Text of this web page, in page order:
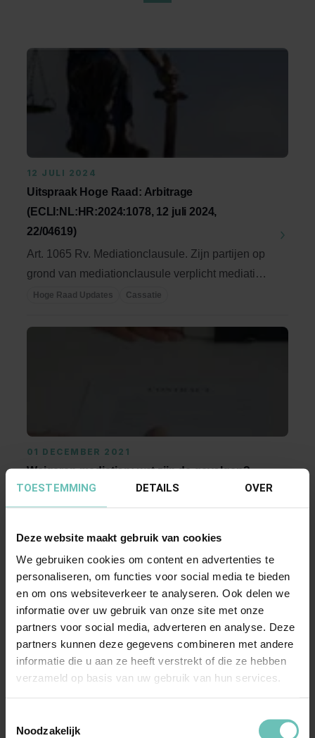
TOESTEMMING DETAILS OVER
Deze website maakt gebruik van cookies
We gebruiken cookies om content en advertenties te
personaliseren, om functies voor social media te bieden
en om ons websiteverkeer te analyseren. Ook delen we
informatie over uw gebruik van onze site met onze
partners voor social media, adverteren en analyse. Deze
partners kunnen deze gegevens combineren met andere
informatie die u aan ze heeft verstrekt of die ze hebben
verzameld op basis van uw gebruik van hun services.
Noodzakelijk
12 JULI 2024
Uitspraak Hoge Raad: Arbitrage
(ECLI:NL:HR:2024:1078, 12 juli 2024,
22/04619)
Art. 1065 Rv. Mediationclausule. Zijn partijen op
grond van mediationclausule verplicht mediation
...Hoge Raad Updates Cassatie
01 DECEMBER 2021
Weigeren mediation: wat zijn de gevolgen?
In de praktijk komt regelmatig de vraag aan de
mediation mag ...
Blogs Arbeidsrecht Mediation
In het familie-erfrecht wordt veel gewerkt met